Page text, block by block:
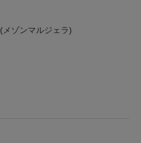
(メゾンマルジェラ)